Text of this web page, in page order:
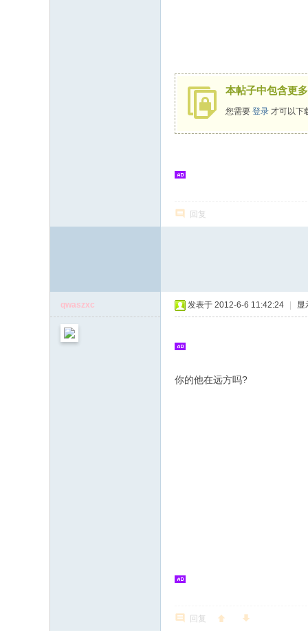
本帖子中包含更
您需要 登录 才可以下
回复
qwaszxc 发表于 2012-6-6 11:42:24 显
你的他在远方吗?
回复